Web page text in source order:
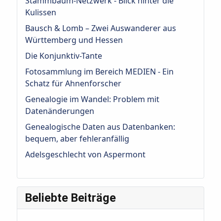
Kulissen
Bausch & Lomb – Zwei Auswanderer aus
Württemberg und Hessen
Die Konjunktiv-Tante
Fotosammlung im Bereich MEDIEN - Ein
Schatz für Ahnenforscher
Genealogie im Wandel: Problem mit
Datenänderungen
Genealogische Daten aus Datenbanken:
bequem, aber fehleranfällig
Adelsgeschlecht von Aspermont
Beliebte Beiträge